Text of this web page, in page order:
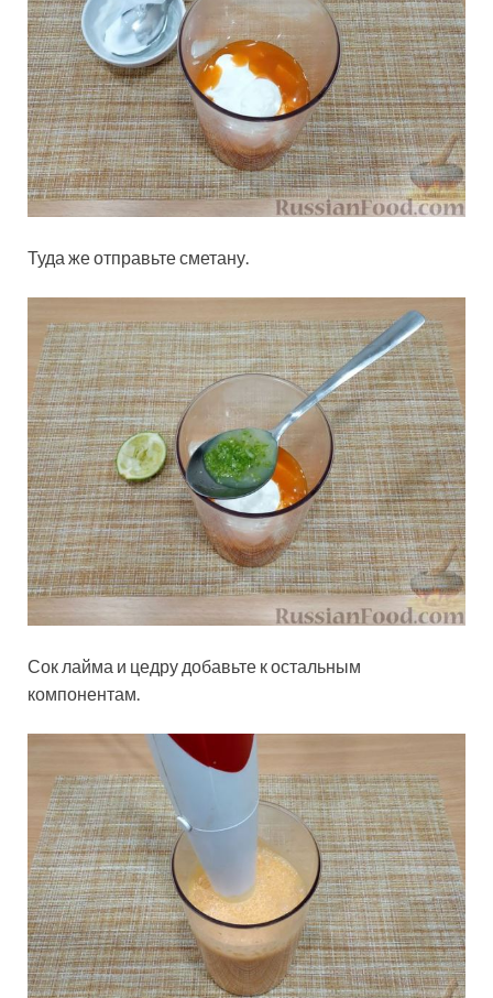
Туда же отправьте сметану.
Сок лайма и цедру добавьте к остальным
компонентам.